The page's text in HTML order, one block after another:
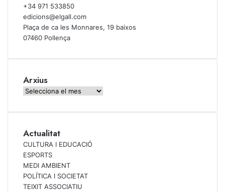
+34 971 533850
edicions@elgall.com
Plaça de ca les Monnares, 19 baixos
07460 Pollença
Arxius
Arxius
Actualitat
CULTURA I EDUCACIÓ
ESPORTS
MEDI AMBIENT
POLÍTICA I SOCIETAT
TEIXIT ASSOCIATIU